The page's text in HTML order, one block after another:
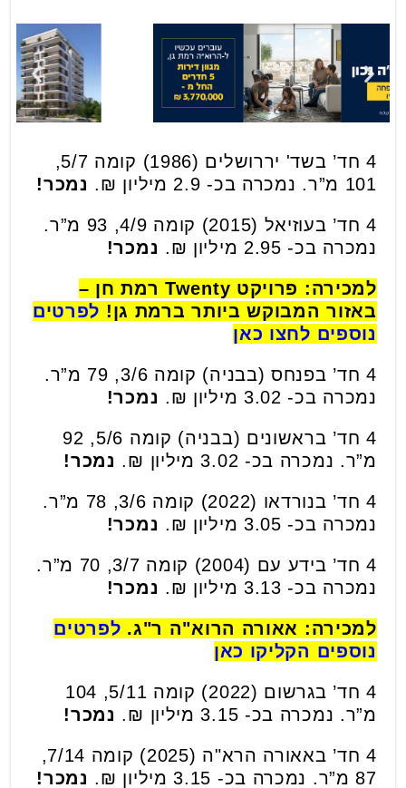
4 חד’ בשד' יררושלים (1986) קומה 5/7,
101 מ”ר. נמכרה בכ- 2.9 מיליון ₪.
נמכר!
4 חד’ בעוזיאל (2015) קומה 4/9, 93 מ”ר.
נמכרה בכ- 2.95 מיליון ₪.
נמכר!
למכירה: פרויקט Twenty רמת חן –
באזור המבוקש ביותר ברמת גן! לפרטים
נוספים לחצו כאן
4 חד’ בפנחס (בבניה) קומה 3/6, 79 מ”ר.
נמכרה בכ- 3.02 מיליון ₪.
נמכר!
4 חד’ בראשונים (בבניה) קומה 5/6, 92
מ”ר. נמכרה בכ- 3.02 מיליון ₪.
נמכר!
4 חד’ בנורדאו (2022) קומה 3/6, 78 מ”ר.
נמכרה בכ- 3.05 מיליון ₪.
נמכר!
4 חד’ בידע עם (2004) קומה 3/7, 70 מ”ר.
נמכרה בכ- 3.13 מיליון ₪.
נמכר!
למכירה: אאורה הרוא"ה ר"ג. לפרטים
נוספים הקליקו כאן
4 חד’ בגרשום (2022) קומה 5/11, 104
מ”ר. נמכרה בכ- 3.15 מיליון ₪.
נמכר!
4 חד’ באאורה הרא"ה (2025) קומה 7/14,
87 מ”ר. נמכרה בכ- 3.15 מיליון ₪.
נמכר!